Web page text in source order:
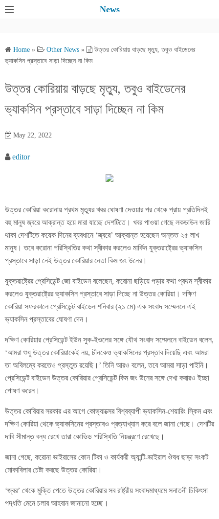
News
Home » Other News »
উত্তর কোরিয়ায় বাড়ছে মৃত্যু, তবুও বাইডেনের
ভ্যাকসিন প্রস্তাবে সাড়া দিচ্ছেন না কিম
উত্তর কোরিয়ায় বাড়ছে মৃত্যু, তবুও বাইডেনের
ভ্যাকসিন প্রস্তাবে সাড়া দিচ্ছেন না কিম
May 22, 2022
editor
উত্তর কোরিয়া করোনায় প্রথম মৃত্যুর খবর ঘোষণা দেওয়ার পর থেকে প্রায় প্রতিদিনই
বহু মানুষ জ্বরে আক্রান্ত হয়ে মারা যাচ্ছে দেশটিতে। খবর পাওয়া গেছে লকডাউন জারি
থাকা দেশটিতে কয়েক দিনের ব্যবধানে ‘জ্বরে’ আক্রান্ত হয়েছেন অন্তত ২৫ লাখ
মানুষ। তবে করোনা পরিস্থিতির কথা স্বীকার করলেও মার্কিন যুক্তরাষ্ট্রের ভ্যাকসিন
প্রস্তাবে সাড়া নেই উত্তর কোরিয়ার নেতা কিম জং উনের।
যুক্তরাষ্ট্রের প্রেসিডেন্ট জো বাইডেন বলেছেন, করোনা ছড়িয়ে পড়ার কথা প্রথম স্বীকার
করলেও যুক্তরাষ্ট্রের ভ্যাকসিন প্রস্তাবে সাড়া দিচ্ছে না উত্তর কোরিয়া। দক্ষিণ
কোরিয়া সফরকালে প্রেসিডেন্ট বাইডেন শনিবার (২১ মে) এক সংবাদ সম্মেলনে এই
ভ্যাকসিন প্রস্তাবের ঘোষণা দেন।
দক্ষিণ কোরিয়ার প্রেসিডেন্ট ইউন সুক-ইওলের সঙ্গে যৌথ সংবাদ সম্মেলনে বাইডেন বলেন,
‘আমরা শুধু উত্তর কোরিয়াকেই নয়, চীনকেও ভ্যাকসিনের প্রস্তাব দিয়েছি এবং আমরা
তা অবিলম্বে করতেও প্রস্তুত রয়েছি।’ তিনি আরও বলেন, তবে আমরা সাড়া পাইনি।
প্রেসিডেন্ট বাইডেন উত্তর কোরিয়ার প্রেসিডেন্ট কিম জং উনের সঙ্গে দেখা করারও ইচ্ছা
পোষণ করেন।
উত্তর কোরিয়ার সরকার এর আগে কোভ্যাক্সের বিশ্বব্যাপী ভ্যাকসিন-শেয়ারিং স্কিম এবং
দক্ষিণ কোরিয়া থেকে ভ্যাকসিনের প্রস্তাবও প্রত্যাখ্যান করে বলে জানা গেছে। দেশটির
দাবি সীমান্ত বন্ধ রেখে তারা কোভিড পরিস্থিতি নিয়ন্ত্রণে রেখেছে।
জানা গেছে, করোনা ভাইরাসের কোন টিকা ও কার্যকরী অ্যান্টি-ভাইরাল ঔষধ ছাড়া সংকট
মোকাবিলার চেষ্টা করছে উত্তর কোরিয়া।
‘জ্বর’ থেকে মুক্তি পেতে উত্তর কোরিয়ার সব রাষ্ট্রীয় সংবাদমাধ্যমে সনাতনী চিকিৎসা
পদ্ধতি মেনে চলার আহবান জানানো হচ্ছে।